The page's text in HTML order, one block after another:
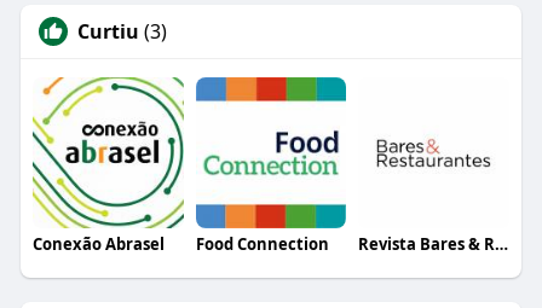
Curtiu (3)
Conexão Abrasel Food Connection Revista Bares & Restaurantes